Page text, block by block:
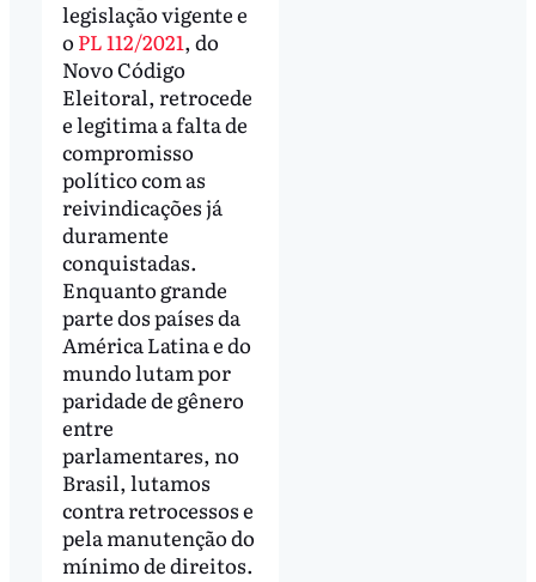
legislação vigente e
o PL 112/2021, do
Novo Código
Eleitoral, retrocede
e legitima a falta de
compromisso
político com as
reivindicações já
duramente
conquistadas.
Enquanto grande
parte dos países da
América Latina e do
mundo lutam por
paridade de gênero
entre
parlamentares, no
Brasil, lutamos
contra retrocessos e
pela manutenção do
mínimo de direitos.